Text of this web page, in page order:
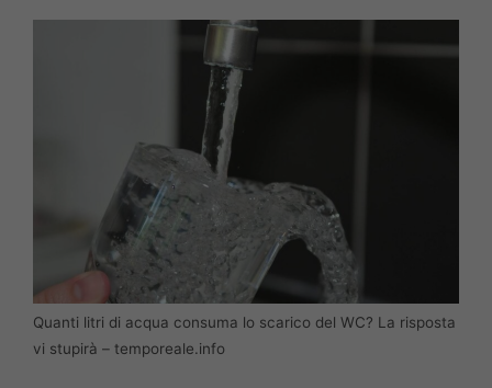
Quanti litri di acqua consuma lo scarico del WC? La risposta
vi stupirà – temporeale.info